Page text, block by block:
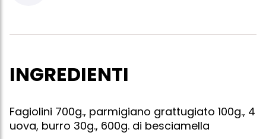
INGREDIENTI
Fagiolini 700g., parmigiano grattugiato 100g., 4
uova, burro 30g., 600g. di besciamella